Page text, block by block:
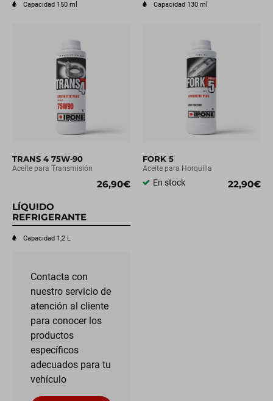
Capacidad 150 ml
TRANS 4 75W‑90
Aceite para Transmisión
26,90€
Capacidad 130 ml
FORK 5
Aceite para Horquilla
En stock
22,90€
LÍQUIDO
REFRIGERANTE
Capacidad 1,2 L
Contacta con
nuestro servicio de
atención al cliente
para conocer los
productos
específicos
adecuados para tu
vehículo